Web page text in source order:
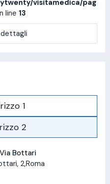
visitamedica/pag
line 13
1
2
Bottari
2,Roma